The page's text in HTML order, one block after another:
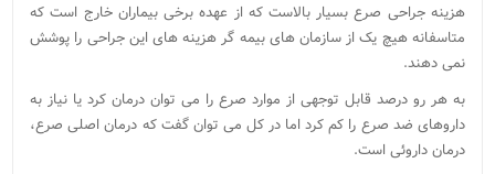
هزینه جراحی صرع بسیار بالاست که از عهده برخی بیماران خارج است که
متاسفانه هیچ یک از سازمان های بیمه گر هزینه های این جراحی را پوشش
نمی دهند.
به هر رو درصد قابل توجهی از موارد صرع را می توان درمان کرد یا نیاز به
داروهای ضد صرع را کم کرد اما در کل می توان گفت که درمان اصلی صرع،
درمان داروئی است.